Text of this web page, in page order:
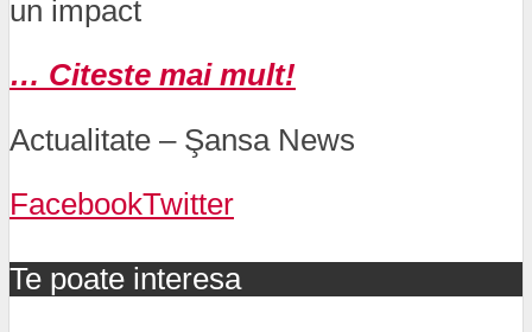
un impact
… Citeste mai mult!
Actualitate – Şansa News
FacebookTwitter
Te poate interesa